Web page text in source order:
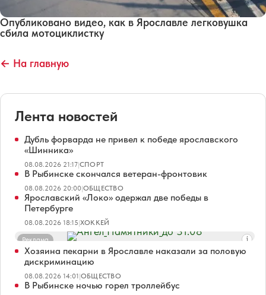
Опубликовано видео, как в Ярославле легковушка
сбила мотоциклистку
← На главную
Лента новостей
Дубль форварда не привел к победе ярославского
«Шинника»
08.08.2026 21:17|СПОРТ
В Рыбинске скончался ветеран-фронтовик
08.08.2026 20:00|ОБЩЕСТВО
Ярославский «Локо» одержал две победы в
Петербурге
08.08.2026 18:15|ХОККЕЙ
Реклама
Хозяина пекарни в Ярославле наказали за половую
дискриминацию
08.08.2026 14:01|ОБЩЕСТВО
В Рыбинске ночью горел троллейбус